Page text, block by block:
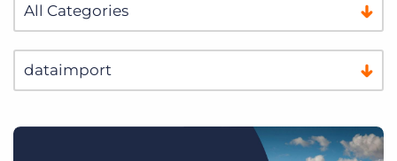
Over Ons
Inloggen